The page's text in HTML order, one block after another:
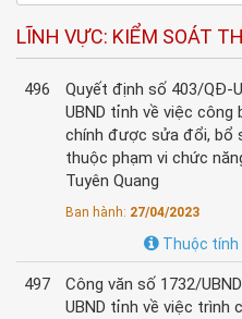
LĨNH VỰC: KIỂM SOÁT
496
Quyết định số 403/QĐ-
UBND tỉnh về việc
chính được sửa đổi, bổ
thuộc phạm vi chức
Tuyên Quang
Ban hành: 27/04/2023
Thuộc tính
497
Công văn số 1732/
UBND tỉnh về việc trình